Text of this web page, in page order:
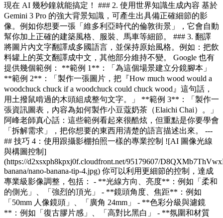
現在 AI 幾秒鐘就能搞定！ ### 2. 使用世界知識生成內容 基於
Gemini 3 Pro 的強大背景知識，可產生出具備正確細節的影
像。例如你想要一張「維多利亞時代的倫敦街景」，它會自動
幫你加上正確的建築風格、服裝、馬車等細節。 ### 3. 翻譯
將圖片內文字翻譯成多國語言，並保持原始風格。例如：把飲
料罐上的英文翻譯成中文，其他部分維持不變。 Google 也有
提供幾個範例： **範例 1**：「為這個場景建立分鏡腳本」
**範例 2**：「製作一張圖片，把『How much wood would a
woodchuck chuck if a woodchuck could chuck wood』這句話，
用土撥鼠啃過的木頭組成整句文字。」 **範例 3**：「製作一
張資訊圖表，內容為如何製作小豆蔻奶茶（Elaichi Chai）。」
阿峰老師真心話：這些範例看起來很酷炫，但重點是你要學會
「拆解需求」，把你想要的東西用清楚的語言描述出來。 ---
## 技巧 4：使用跟攝影棚拍照一樣的專業控制 ![AI 圖像光線
與構圖控制]
(https://d2xsxph8kpxj0f.cloudfront.net/95179607/
banana/nano-banana-tip-4.jpg) 你可以利用更細節的控制，達成
專業級影像調整，包括： - **光線方向、亮度**：例如「柔和
的側光」、「強烈的頂光」 - **鏡頭角度、焦距**：例如
「50mm 人像鏡頭」、「廣角 24mm」 - **色彩分級與濾鏡
**：例如「復古膠片感」、「高對比黑白」 - **氛圍和材質